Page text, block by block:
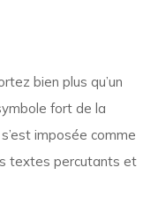
bien plus qu’un
fort de la
imposée comme
textes percutants et